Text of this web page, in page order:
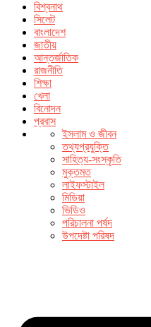
বিশ্বনাথ
সিলেট
বাংলাদেশ
জাতীয়
আন্তর্জাতিক
রাজনীতি
শিক্ষা
খেলা
বিনোদন
প্রবাস
ইসলাম ও জীবন
তথ্যপ্রযুক্তি
সাহিত্য-সংস্কৃতি
মুক্তমত
লাইফস্টাইল
মিডিয়া
ভিডিও
পরিচালনা পর্ষদ
উপদেষ্টা পরিষদ